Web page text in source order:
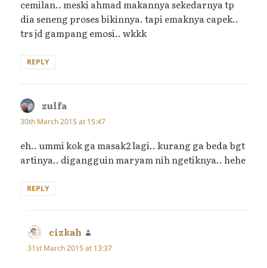
cemilan.. meski ahmad makannya sekedarnya tp
dia seneng proses bikinnya. tapi emaknya capek..
trs jd gampang emosi.. wkkk
REPLY
zulfa
30th March 2015 at 15:47
eh.. ummi kok ga masak2 lagi.. kurang ga beda bgt
artinya.. digangguin maryam nih ngetiknya.. hehe
REPLY
cizkah
31st March 2015 at 13:37